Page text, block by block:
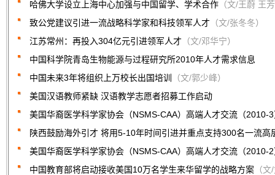
哈佛大学设立上海中心加强与中国留学、学术合作 （文/王蔚 王
致公党建议引进一流战略科学家和科技领军人才 （文/张冬冬）
江苏常州：再投入304亿元引进领军人才 （文/邓华宁）
中国科学院青岛生物能源与过程研究所2010年人才需求信息
中国未来3年将组织上万校长出国培训
（文/郭少峰）
美国汉语教师紧缺 汉语教学志愿者招募工作启动
美国华裔医学科学家协会（NSMS-CAA）高端人才交流（2010-
陕西鼓励海外引才 将用5-10年时间引进并重点支持300名一流高
美国华裔医学科学家协会（NSMS-CAA）高端人才交流（2010-
中国教育部将启动接收美国10万名学生来华留学的战略方案 （